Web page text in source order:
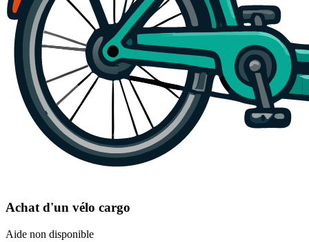
Achat d'un vélo cargo
Aide non disponible